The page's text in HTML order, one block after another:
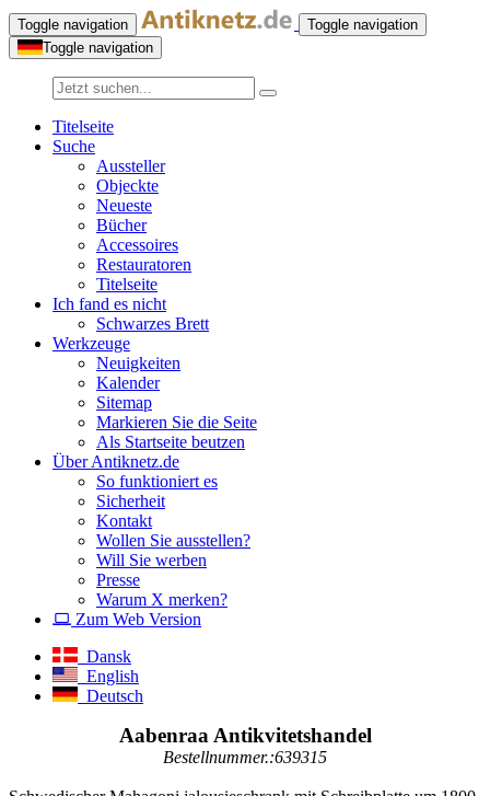
Toggle navigation
Toggle navigation
Toggle navigation
Titelseite
Suche
Aussteller
Objeckte
Neueste
Bücher
Accessoires
Restauratoren
Titelseite
Ich fand es nicht
Schwarzes Brett
Werkzeuge
Neuigkeiten
Kalender
Sitemap
Markieren Sie die Seite
Als Startseite beutzen
Über Antiknetz.de
So funktioniert es
Sicherheit
Kontakt
Wollen Sie ausstellen?
Will Sie werben
Presse
Warum X merken?
Zum Web Version
Dansk
English
Deutsch
Aabenraa Antikvitetshandel
Bestellnummer.:639315